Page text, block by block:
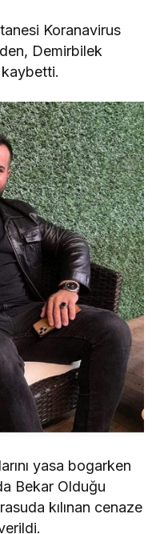
Koranavirus
Demirbilek
kaybetti.
yasa bogarken
Bekar Olduğu
kılınan cenaze